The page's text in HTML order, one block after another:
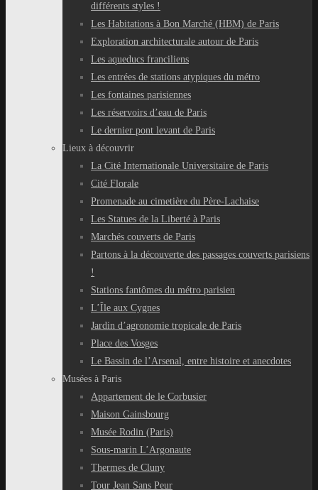
différents styles !
Les Habitations à Bon Marché (HBM) de Paris
Exploration architecturale autour de Paris
Les aqueducs franciliens
Les entrées de stations atypiques du métro
Les fontaines parisiennes
Les réservoirs d’eau de Paris
Le dernier pont levant de Paris
Lieux à découvrir
La Cité Internationale Universitaire de Paris
Cité Florale
Promenade au cimetière du Père-Lachaise
Les Statues de la Liberté à Paris
Marchés couverts de Paris
Partons à la découverte des passages couverts parisiens
!
Stations fantômes du métro parisien
L’Île aux Cygnes
Jardin d’agronomie tropicale de Paris
Place des Vosges
Le Bassin de l’Arsenal, entre histoire et anecdotes
Musées à Paris
Appartement de le Corbusier
Maison Gainsbourg
Musée Rodin (Paris)
Sous-marin L’Argonaute
Thermes de Cluny
Tour Jean Sans Peur